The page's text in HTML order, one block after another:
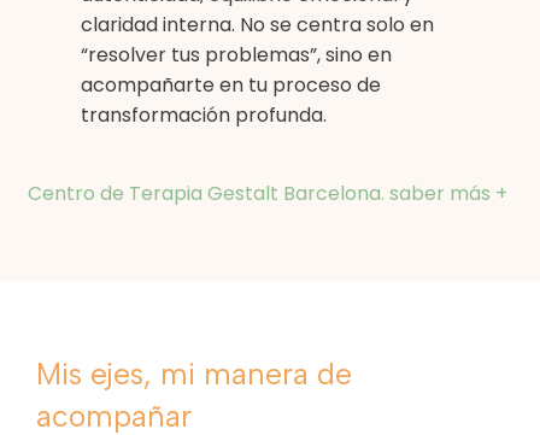
claridad interna. No se centra solo en
“resolver tus problemas”, sino en
acompañarte en tu proceso de
transformación profunda.
Centro de Terapia Gestalt Barcelona. saber más +
Mis ejes, mi manera de
acompañar